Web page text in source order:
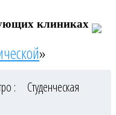
клиниках
»
:
Студенческая